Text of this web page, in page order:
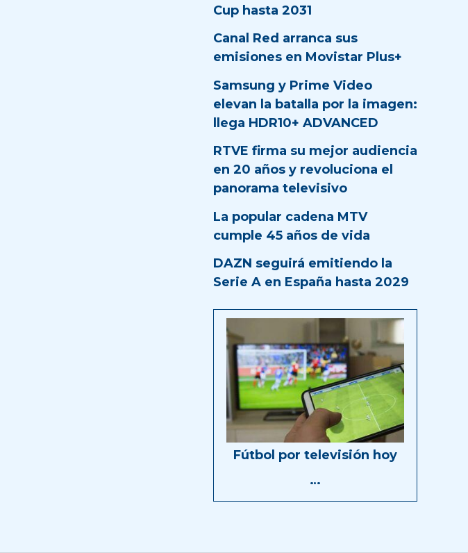
Cup hasta 2031
Canal Red arranca sus
emisiones en Movistar Plus+
Samsung y Prime Video
elevan la batalla por la imagen:
llega HDR10+ ADVANCED
RTVE firma su mejor audiencia
en 20 años y revoluciona el
panorama televisivo
La popular cadena MTV
cumple 45 años de vida
DAZN seguirá emitiendo la
Serie A en España hasta 2029
Fútbol por televisión hoy
…